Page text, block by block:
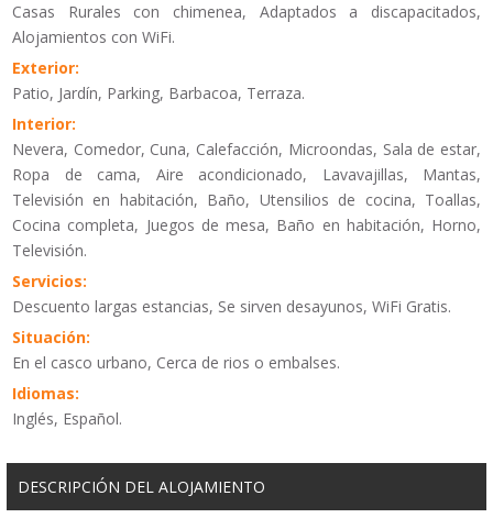
Casas Rurales con chimenea, Adaptados a discapacitados,
Alojamientos con WiFi.
Exterior:
Patio, Jardín, Parking, Barbacoa, Terraza.
Interior:
Nevera, Comedor, Cuna, Calefacción, Microondas, Sala de estar,
Ropa de cama, Aire acondicionado, Lavavajillas, Mantas,
Televisión en habitación, Baño, Utensilios de cocina, Toallas,
Cocina completa, Juegos de mesa, Baño en habitación, Horno,
Televisión.
Servicios:
Descuento largas estancias, Se sirven desayunos, WiFi Gratis.
Situación:
En el casco urbano, Cerca de rios o embalses.
Idiomas:
Inglés, Español.
DESCRIPCIÓN DEL ALOJAMIENTO